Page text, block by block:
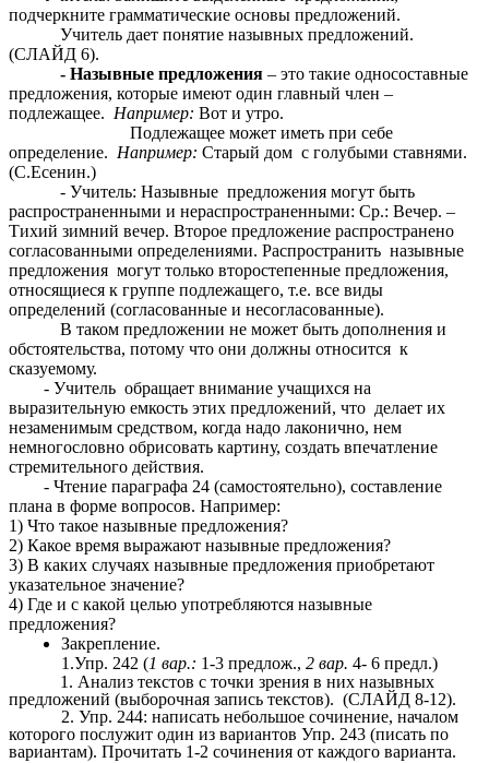
подчеркните грамматические основы предложений.
Учитель дает понятие назывных предложений.
(СЛАЙД 6).
- Назывные предложения – это такие односоставные
предложения, которые имеют один главный член –
подлежащее. Например: Вот и утро.
Подлежащее может иметь при себе
определение. Например: Старый дом с голубыми ставнями.
(С.Есенин.)
- Учитель: Назывные предложения могут быть
распространенными и нераспространенными: Ср.: Вечер. –
Тихий зимний вечер. Второе предложение распространено
согласованными определениями. Распространить назывные
предложения могут только второстепенные предложения,
относящиеся к группе подлежащего, т.е. все виды
определений (согласованные и несогласованные).
В таком предложении не может быть дополнения и
обстоятельства, потому что они должны относится к
сказуемому.
- Учитель обращает внимание учащихся на
выразительную емкость этих предложений, что делает их
незаменимым средством, когда надо лаконично, нем
немногословно обрисовать картину, создать впечатление
стремительного действия.
- Чтение параграфа 24 (самостоятельно), составление
плана в форме вопросов. Например:
1) Что такое назывные предложения?
2) Какое время выражают назывные предложения?
3) В каких случаях назывные предложения приобретают
указательное значение?
4) Где и с какой целью употребляются назывные
предложения?
Закрепление.
1.Упр. 242 (1 вар.: 1-3 предлож., 2 вар. 4- 6 предл.)
Анализ текстов с точки зрения в них назывных
предложений (выборочная запись текстов). (СЛАЙД 8-12).
Упр. 244: написать небольшое сочинение, началом
которого послужит один из вариантов Упр. 243 (писать по
вариантам). Прочитать 1-2 сочинения от каждого варианта.